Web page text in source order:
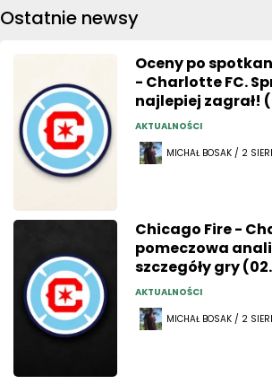
Ostatnie newsy
Oceny po
- Charlotte FC.
najlepiej zagrał!
AKTUALNOŚCI
MICHAŁ BOSAK / 2
Chicago Fire -
pomeczowa
szczegóły gry
AKTUALNOŚCI
MICHAŁ BOSAK / 2